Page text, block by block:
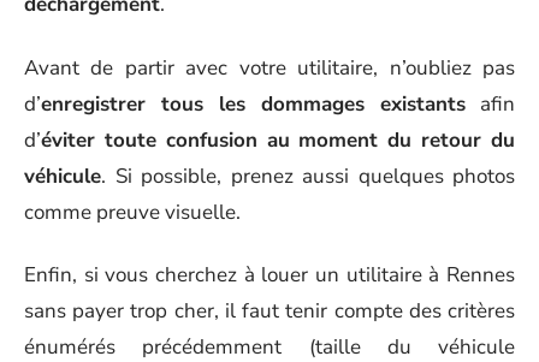
Avant de partir avec votre utilitaire, n’oubliez pas
d’enregistrer tous les dommages existants afin
d’éviter toute confusion au moment du retour du
véhicule. Si possible, prenez aussi quelques photos
comme preuve visuelle.
Enfin, si vous cherchez à louer un utilitaire à Rennes
sans payer trop cher, il faut tenir compte des critères
énumérés précédemment (taille du véhicule